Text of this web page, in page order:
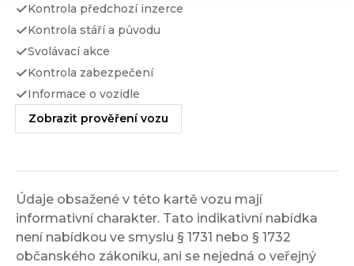
Kontrola předchozí inzerce
Kontrola stáří a původu
Svolávací akce
Kontrola zabezpečení
Informace o vozidle
Zobrazit prověření vozu
Údaje obsažené v této kartě vozu mají
informativní charakter. Tato indikativní nabídka
není nabídkou ve smyslu § 1731 nebo § 1732
občanského zákoníku, ani se nejedná o veřejný